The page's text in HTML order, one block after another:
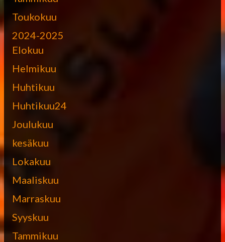
Toukokuu
2024-2025
Elokuu
Helmikuu
Huhtikuu
Huhtikuu24
Joulukuu
kesäkuu
Lokakuu
Maaliskuu
Marraskuu
Syyskuu
Tammikuu